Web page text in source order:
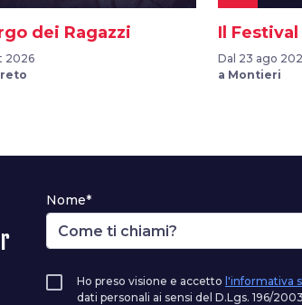
dei Ragazzi
2026
Il
Dal 23 ago
a Montieri
Nome*
Ho preso visione e accetto l'informativa
dati personali ai sensi del D.Lgs. 196/